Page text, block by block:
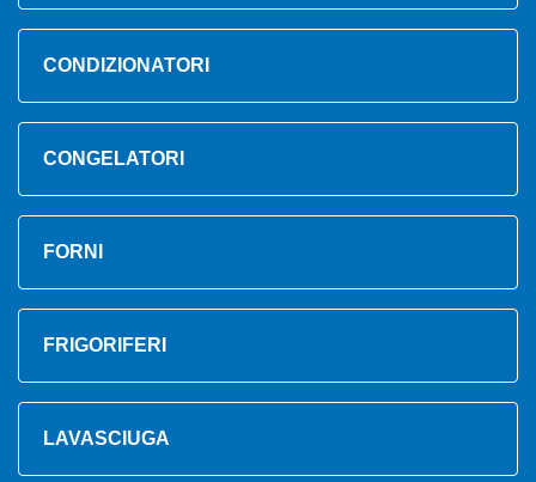
CONDIZIONATORI
CONGELATORI
FORNI
FRIGORIFERI
LAVASCIUGA